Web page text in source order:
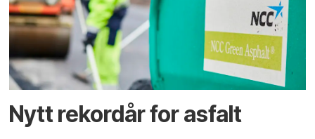
Nytt rekordår for asfalt